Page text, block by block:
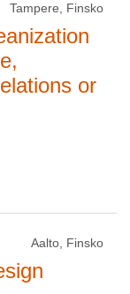
Tampere, Finsko
or
Aalto, Finsko